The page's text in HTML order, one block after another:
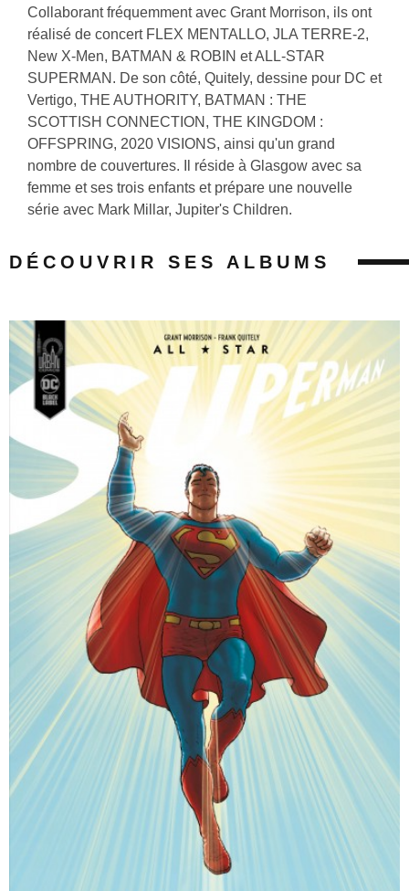
Collaborant fréquemment avec Grant Morrison, ils ont
réalisé de concert FLEX MENTALLO, JLA TERRE-2,
New X-Men, BATMAN & ROBIN et ALL-STAR
SUPERMAN. De son côté, Quitely, dessine pour DC et
Vertigo, THE AUTHORITY, BATMAN : THE
SCOTTISH CONNECTION, THE KINGDOM :
OFFSPRING, 2020 VISIONS, ainsi qu'un grand
nombre de couvertures. Il réside à Glasgow avec sa
femme et ses trois enfants et prépare une nouvelle
série avec Mark Millar, Jupiter's Children.
DÉCOUVRIR SES ALBUMS